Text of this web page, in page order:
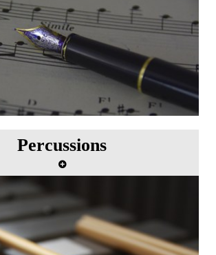
Percussions
de percussion avec Mark Suter et
Sandeep Das